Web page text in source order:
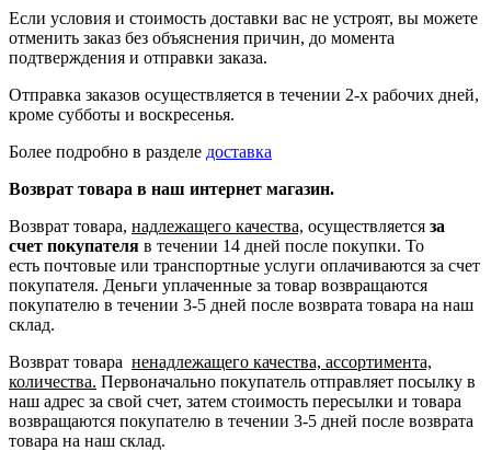
Если условия и стоимость доставки вас не устроят, вы можете
отменить заказ без объяснения причин, до момента
подтверждения и отправки заказа.
Отправка заказов осуществляется в течении 2-х рабочих дней,
кроме субботы и воскресенья.
Более подробно в разделе доставка
Возврат товара в наш интернет магазин.
Возврат товара, надлежащего качества, осуществляется за
счет покупателя в течении 14 дней после покупки. То
есть почтовые или транспортные услуги оплачиваются за счет
покупателя. Деньги уплаченные за товар возвращаются
покупателю в течении 3-5 дней после возврата товара на наш
склад.
Возврат товара ненадлежащего качества, ассортимента,
количества. Первоначально покупатель отправляет посылку в
наш адрес за свой счет, затем стоимость пересылки и товара
возвращаются покупателю в течении 3-5 дней после возврата
товара на наш склад.